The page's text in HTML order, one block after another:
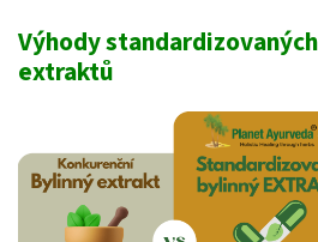
Výhody
extraktů